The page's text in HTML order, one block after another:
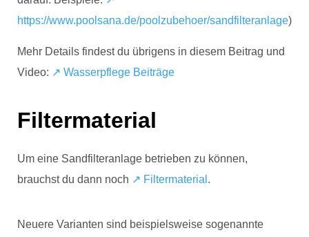
https://www.poolsana.de/poolzubehoer/sandfilteranlage)
Mehr Details findest du übrigens in diesem Beitrag und
Video: ↗️ Wasserpflege Beiträge
Filtermaterial
Um eine Sandfilteranlage betrieben zu können,
brauchst du dann noch ↗️ Filtermaterial .
Neuere Varianten sind beispielsweise sogenannte